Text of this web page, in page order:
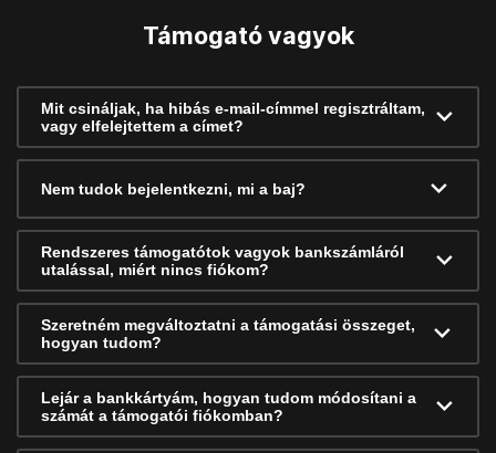
Támogató vagyok
Mit csináljak, ha hibás e-mail-címmel regisztráltam,
vagy elfelejtettem a címet?
Nem tudok bejelentkezni, mi a baj?
Rendszeres támogatótok vagyok bankszámláról
utalással, miért nincs fiókom?
Szeretném megváltoztatni a támogatási összeget,
hogyan tudom?
Lejár a bankkártyám, hogyan tudom módosítani a
számát a támogatói fiókomban?